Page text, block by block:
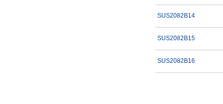
SUS2082B14
SUS2082B15
SUS2082B16